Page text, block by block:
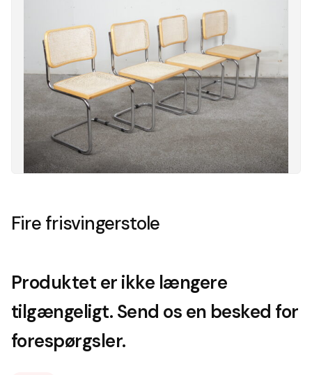
Fire frisvingerstole
Produktet er ikke længere
tilgængeligt. Send os en besked for
forespørgsler.